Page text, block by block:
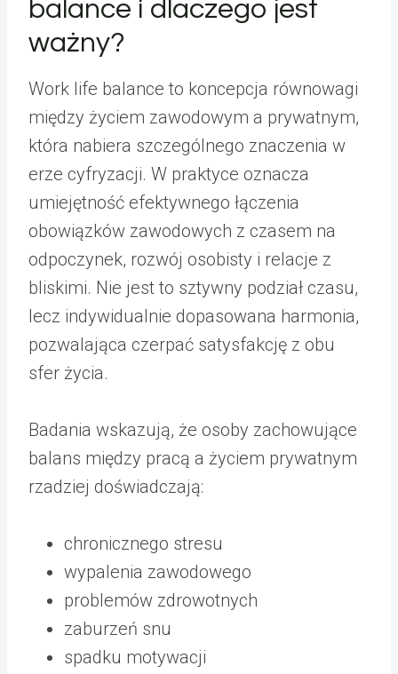
balance i dlaczego jest
ważny?
Work life balance to koncepcja równowagi
między życiem zawodowym a prywatnym,
która nabiera szczególnego znaczenia w
erze cyfryzacji. W praktyce oznacza
umiejętność efektywnego łączenia
obowiązków zawodowych z czasem na
odpoczynek, rozwój osobisty i relacje z
bliskimi. Nie jest to sztywny podział czasu,
lecz indywidualnie dopasowana harmonia,
pozwalająca czerpać satysfakcję z obu
sfer życia.
Badania wskazują, że osoby zachowujące
balans między pracą a życiem prywatnym
rzadziej doświadczają:
chronicznego stresu
wypalenia zawodowego
problemów zdrowotnych
zaburzeń snu
spadku motywacji